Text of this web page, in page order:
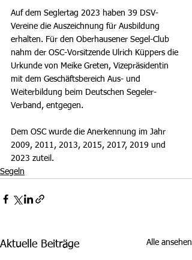
Auf dem Seglertag 2023 haben 39 DSV-
Vereine die Auszeichnung für Ausbildung
erhalten. Für den Oberhausener Segel-Club
nahm der OSC-Vorsitzende Ulrich Küppers die
Urkunde von Meike Greten, Vizepräsidentin
mit dem Geschäftsbereich Aus- und
Weiterbildung beim Deutschen Segeler-
Verband, entgegen.
Dem OSC wurde die Anerkennung im Jahr
2009, 2011, 2013, 2015, 2017, 2019 und
2023 zuteil.
Segeln
Aktuelle Beiträge Alle ansehen